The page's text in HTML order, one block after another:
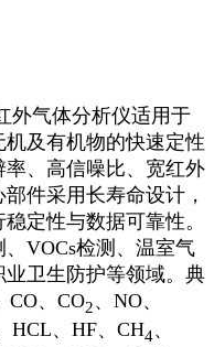
外气体分析仪适用于
及有机物的快速定性
、高信噪比、宽红外
件采用长寿命设计，
定性与数据可靠性。
VOCs检测、温室气
卫生防护等领域。典
CO、CO2、NO、
HCL、HF、CH4、